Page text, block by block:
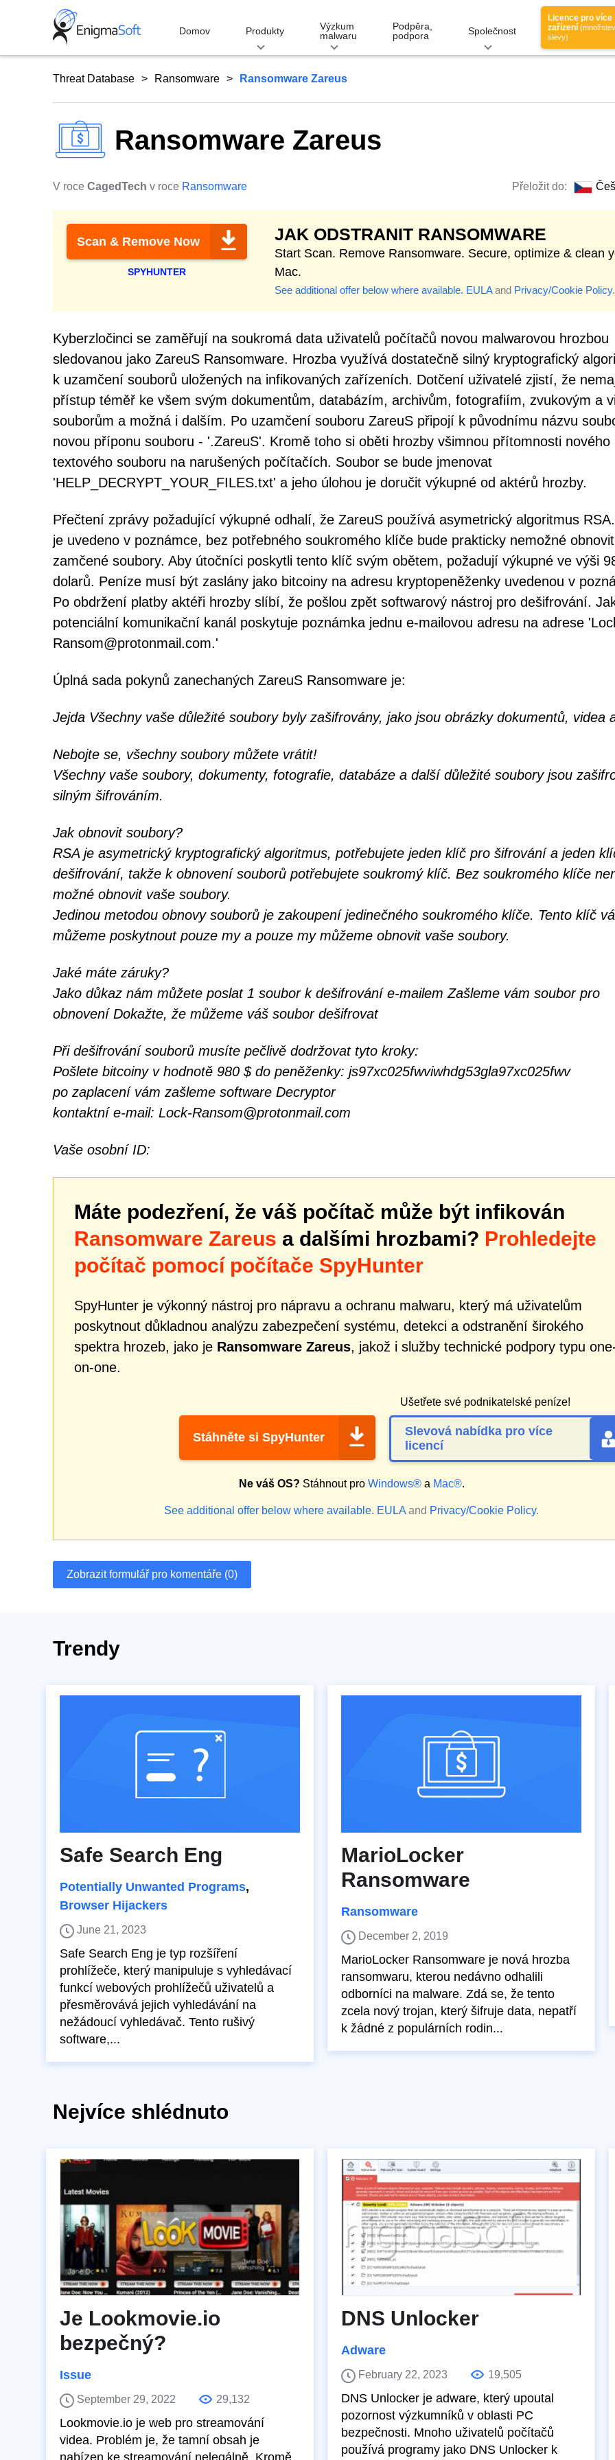
Domov Produkty
Výzkum
malwaru
Podpěra,
podpora
Společnost
Licence pro více
zařízení
slevy)
Threat Database Ransomware Ransomware Zareus
Ransomware Zareus
V roce CagedTech v roce Ransomware Přeložit do:
Scan & Remove Now
SPYHUNTER
JAK ODSTRANIT RANSOMWARE
Start Scan. Remove Ransomware. Secure, optimize & clean
Mac.
See additional offer below where available. EULAand Privacy/Cookie Policy.
Kyberzločinci se zaměřují na soukromá data uživatelů počítačů novou malwarovou hrozbou
sledovanou jako ZareuS Ransomware. Hrozba využívá dostatečně silný kryptografický
k uzamčení souborů uložených na infikovaných zařízeních. Dotčení uživatelé zjistí, že
přístup téměř ke všem svým dokumentům, databázím, archivům, fotografiím, zvukovým a
souborům a možná i dalším. Po uzamčení souboru ZareuS připojí k původnímu názvu
novou příponu souboru - '.ZareuS'. Kromě toho si oběti hrozby všimnou přítomnosti nového
textového souboru na narušených počítačích. Soubor se bude jmenovat
'HELP_DECRYPT_YOUR_FILES.txt' a jeho úlohou je doručit výkupné od aktérů hrozby.
Přečtení zprávy požadující výkupné odhalí, že ZareuS používá asymetrický algoritmus
je uvedeno v poznámce, bez potřebného soukromého klíče bude prakticky nemožné obnovit
zamčené soubory. Aby útočníci poskytli tento klíč svým obětem, požadují výkupné ve výši
dolarů. Peníze musí být zaslány jako bitcoiny na adresu kryptopeněženky uvedenou v
Po obdržení platby aktéři hrozby slíbí, že pošlou zpět softwarový nástroj pro dešifrování.
potenciální komunikační kanál poskytuje poznámka jednu e-mailovou adresu na adrese
Ransom@protonmail.com.'
Úplná sada pokynů zanechaných ZareuS Ransomware je:
Jejda Všechny vaše důležité soubory byly zašifrovány, jako jsou obrázky dokumentů, videa
Nebojte se, všechny soubory můžete vrátit!
Všechny vaše soubory, dokumenty, fotografie, databáze a další důležité soubory jsou
silným šifrováním.
Jak obnovit soubory?
RSA je asymetrický kryptografický algoritmus, potřebujete jeden klíč pro šifrování a jeden
dešifrování, takže k obnovení souborů potřebujete soukromý klíč. Bez soukromého klíče
možné obnovit vaše soubory.
Jedinou metodou obnovy souborů je zakoupení jedinečného soukromého klíče. Tento klíč
můžeme poskytnout pouze my a pouze my můžeme obnovit vaše soubory.
Jaké máte záruky?
Jako důkaz nám můžete poslat 1 soubor k dešifrování e-mailem Zašleme vám soubor pro
obnovení Dokažte, že můžeme váš soubor dešifrovat
Při dešifrování souborů musíte pečlivě dodržovat tyto kroky:
Pošlete bitcoiny v hodnotě 980 $ do peněženky: js97xc025fwviwhdg53gla97xc025fwv
po zaplacení vám zašleme software Decryptor
kontaktní e-mail: Lock-Ransom@protonmail.com
Vaše osobní ID:
Máte podezření, že váš počítač může být infikován
Ransomware Zareus a dalšími hrozbami? Prohledejte
počítač pomocí počítače SpyHunter
SpyHunter je výkonný nástroj pro nápravu a ochranu malwaru, který má uživatelům
poskytnout důkladnou analýzu zabezpečení systému, detekci a odstranění širokého
spektra hrozeb, jako je Ransomware Zareus, jakož i služby technické podpory typu
on-one.
Stáhněte si SpyHunter
Ušetřete své podnikatelské peníze!
Slevová nabídka pro více
licencí
Ne váš OS? Stáhnout pro Windows®a Mac®.
See additional offer below where available. EULA and Privacy/Cookie Policy.
Zobrazit formulář pro komentáře (0)
Trendy
Safe Search Eng
Potentially Unwanted Programs,
Browser Hijackers
June 21, 2023
Safe Search Eng je typ rozšíření
prohlížeče, který manipuluje s vyhledávací
funkcí webových prohlížečů uživatelů a
přesměrovává jejich vyhledávání na
nežádoucí vyhledávač. Tento rušivý
software,...
MarioLocker
Ransomware
Ransomware
December 2, 2019
MarioLocker Ransomware je nová hrozba
ransomwaru, kterou nedávno odhalili
odborníci na malware. Zdá se, že tento
zcela nový trojan, který šifruje data, nepatří
k žádné z populárních rodin...
Nejvíce shlédnuto
Je Lookmovie.io
bezpečný?
Issue
September 29, 2022 29,132
Lookmovie.io je web pro streamování
videa. Problém je, že tamní obsah je
nabízen ke streamování nelegálně. Kromě
DNS Unlocker
Adware
February 22, 2023 19,505
DNS Unlocker je adware, který upoutal
pozornost výzkumníků v oblasti PC
bezpečnosti. Mnoho uživatelů počítačů
používá programy jako DNS Unlocker k